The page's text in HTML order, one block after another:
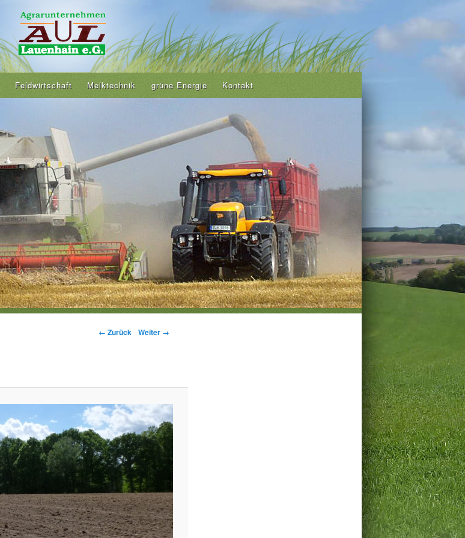
Feldwirtschaft Melktechnik grüne Energie Kontakt
Bilder-Navigation
← Zurück Weiter →